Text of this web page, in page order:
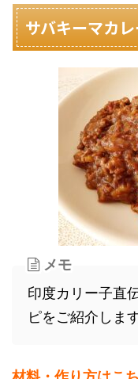
サバキーマカ
メモ
印度カリー子直
ピをご紹介します